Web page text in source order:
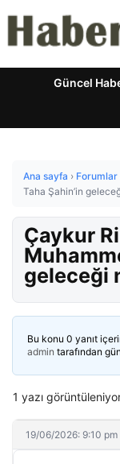
Güncel
Ana sayfa › Forumlar
Taha Şahin’in
Çaykur
geleceği
Bu konu 0 yanıt
admin tarafından
1 yazı
19/06/2026: 9:10 pm